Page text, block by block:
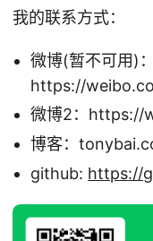
我的联系方式：
微博(暂不可用)：
https://
微博2：https://
博客：
github: https://